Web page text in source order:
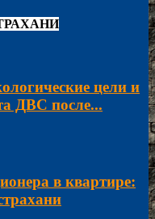
цели и
ДВС после...
в квартире: